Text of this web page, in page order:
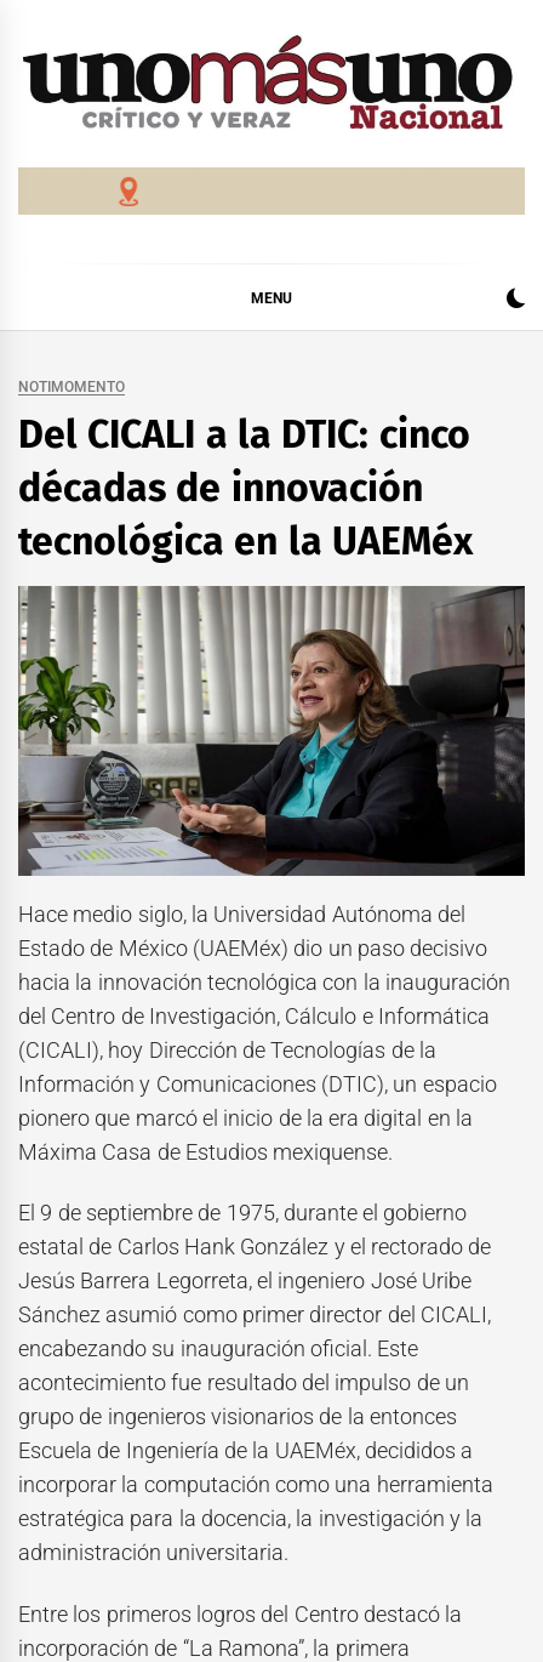
MENU
NOTIMOMENTO
Del CICALI a la DTIC: cinco
décadas de innovación
tecnológica en la UAEMéx
Hace medio siglo, la Universidad Autónoma del
Estado de México (UAEMéx) dio un paso decisivo
hacia la innovación tecnológica con la inauguración
del Centro de Investigación, Cálculo e Informática
(CICALI), hoy Dirección de Tecnologías de la
Información y Comunicaciones (DTIC), un espacio
pionero que marcó el inicio de la era digital en la
Máxima Casa de Estudios mexiquense.
El 9 de septiembre de 1975, durante el gobierno
estatal de Carlos Hank González y el rectorado de
Jesús Barrera Legorreta, el ingeniero José Uribe
Sánchez asumió como primer director del CICALI,
encabezando su inauguración oficial. Este
acontecimiento fue resultado del impulso de un
grupo de ingenieros visionarios de la entonces
Escuela de Ingeniería de la UAEMéx, decididos a
incorporar la computación como una herramienta
estratégica para la docencia, la investigación y la
administración universitaria.
Entre los primeros logros del Centro destacó la
incorporación de “La Ramona”, la primera